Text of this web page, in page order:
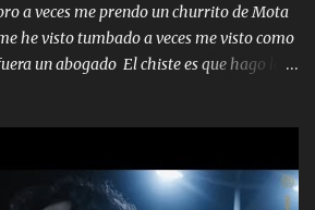
a veces me prendo un churrito de Mota
he visto tumbado a veces me visto como
un abogado El chiste es que hago lo
subir de level trucha mis plebes Música
a veces me ven la cachucha de lado